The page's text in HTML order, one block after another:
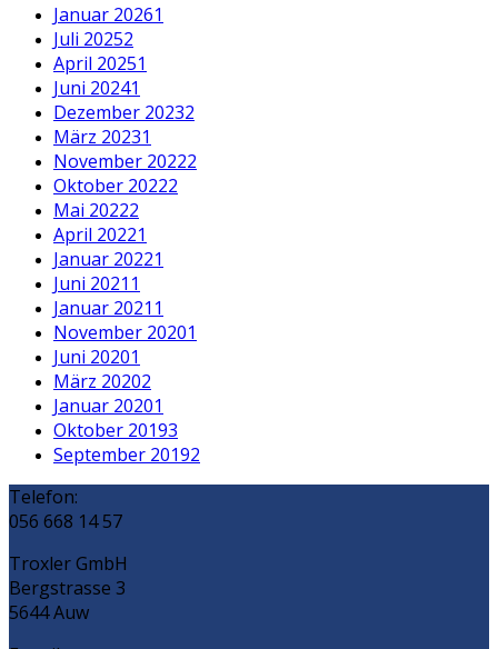
Januar 20261
Juli 20252
April 20251
Juni 20241
Dezember 20232
März 20231
November 20222
Oktober 20222
Mai 20222
April 20221
Januar 20221
Juni 2021 1
Januar 2021 1
November 20201
Juni 20201
März 20202
Januar 20201
Oktober 20193
September 20192
Telefon:
056 668 14 57
Troxler GmbH
Bergstrasse 3
5644 Auw